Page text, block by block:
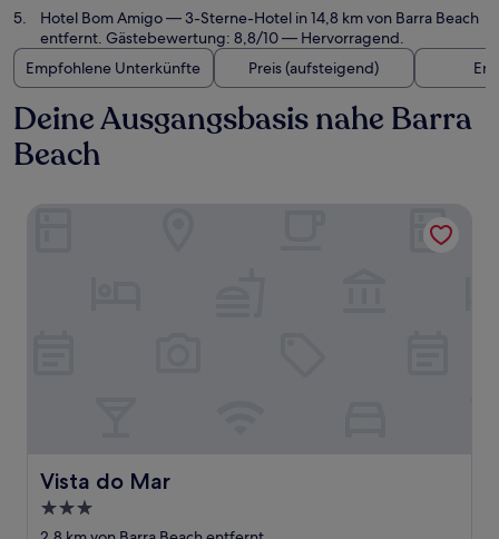
Hotel Bom Amigo— 3-Sterne-Hotel in 14,8 km von Barra Beach
entfernt. Gästebewertung: 8,8/10 — Hervorragend.
Empfohlene Unterkünfte
Preis (aufsteigend)
Deine Ausgangsbasis nahe Barra
Beach
Vista do Mar
Vista do Mar
3.0-
Sterne-